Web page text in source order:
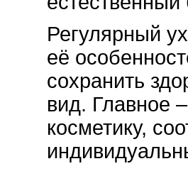
Регулярный
её
сохранить
вид. Главное
косметику,